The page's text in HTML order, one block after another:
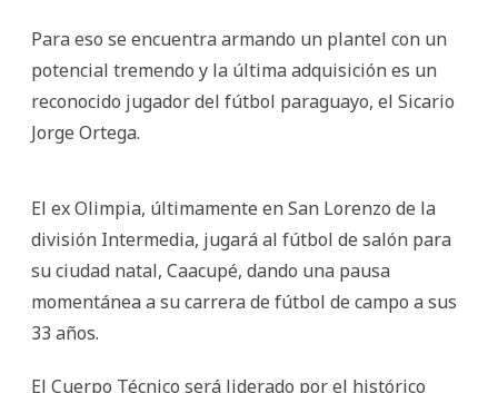
Para eso se encuentra armando un plantel con un
potencial tremendo y la última adquisición es un
reconocido jugador del fútbol paraguayo, el Sicario
Jorge Ortega.
El ex Olimpia, últimamente en San Lorenzo de la
división Intermedia, jugará al fútbol de salón para
su ciudad natal, Caacupé, dando una pausa
momentánea a su carrera de fútbol de campo a sus
33 años.
El Cuerpo Técnico será liderado por el histórico